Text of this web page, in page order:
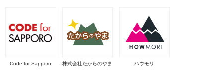
Code for Sapporo 株式会社たからのやま ハウモリ